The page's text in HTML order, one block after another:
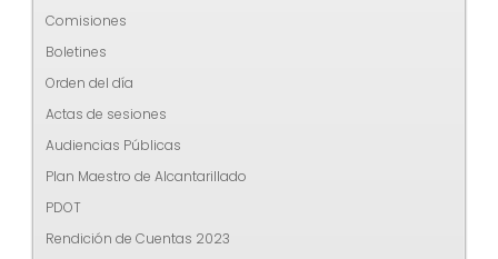
Comisiones
Boletines
Orden del día
Actas de sesiones
Audiencias Públicas
Plan Maestro de Alcantarillado
PDOT
Rendición de Cuentas 2023